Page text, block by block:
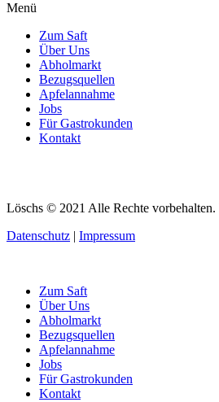
Menü
Zum Saft
Über Uns
Abholmarkt
Bezugsquellen
Apfelannahme
Jobs
Für Gastrokunden
Kontakt
Löschs © 2021 Alle Rechte vorbehalten.
Datenschutz | Impressum
Zum Saft
Über Uns
Abholmarkt
Bezugsquellen
Apfelannahme
Jobs
Für Gastrokunden
Kontakt